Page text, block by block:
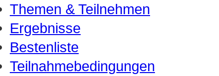
Themen & Teilnehmen
Ergebnisse
Bestenliste
Teilnahmebedingungen